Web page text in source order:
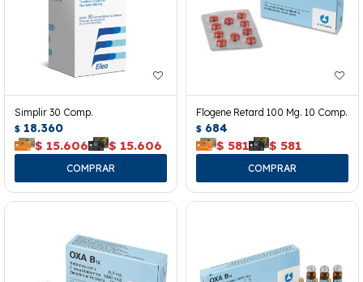
Simplir 30 Comp.
$ 18.360
$ 15.606 $ 15.606
Flogene Retard 100 Mg. 10 Comp.
$ 684
$ 581 $ 581